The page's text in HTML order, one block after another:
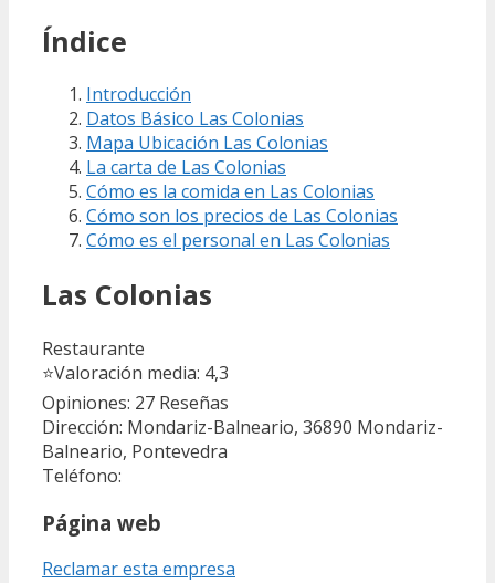
Índice
Introducción
Datos Básico Las Colonias
Mapa Ubicación Las Colonias
La carta de Las Colonias
Cómo es la comida en Las Colonias
Cómo son los precios de Las Colonias
Cómo es el personal en Las Colonias
Las Colonias
Restaurante
⭐Valoración media: 4,3
Opiniones: 27 Reseñas
Dirección: Mondariz-Balneario, 36890 Mondariz-
Balneario, Pontevedra
Teléfono:
Página web
Reclamar esta empresa